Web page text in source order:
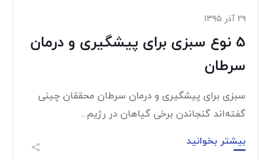
۲۹ آذر ۱۳۹۵
5 نوع سبزی برای پیشگیری و درمان
سرطان
سبزی برای پیشگیری و درمان سرطان محققان چینی
گفته‌اند گنجاندن برخی گیاهان در رژیم...
بیشتر بخوانید